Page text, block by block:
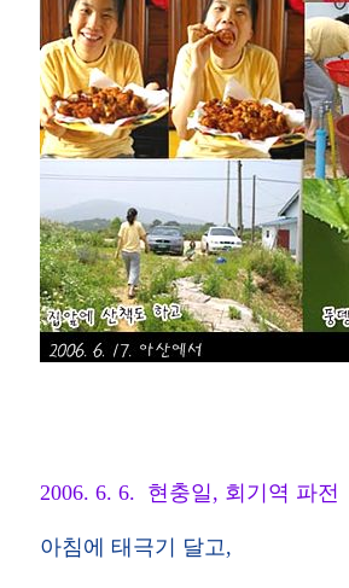
2006. 6. 6. 현충일, 회기역 파전
아침에 태극기 달고,